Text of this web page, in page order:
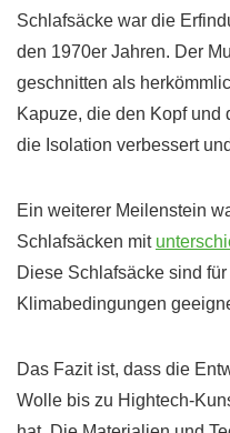
Schlafsäcke war die
den 1970er Jahren. Der
geschnitten als
Kapuze, die den Kopf und
die Isolation verbessert
Ein weiterer Meilenstein
Schlafsäcken mit
Diese Schlafsäcke sind
Klimabedingungen
Das Fazit ist, dass die
Wolle bis zu Hightech-